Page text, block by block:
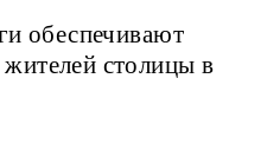
обеспечивают
столицы в